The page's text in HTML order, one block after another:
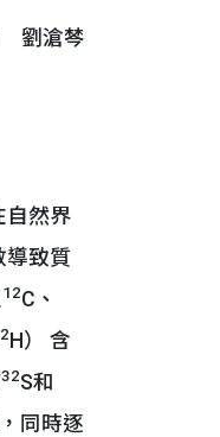
劉滄棽
然界
導致質
12C、
2H） 含
32S和
同時逐